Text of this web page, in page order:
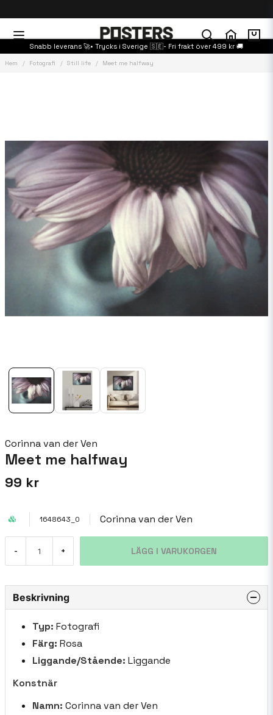
Snabb leverans 🚀• Trycks i Sverige 🇸🇪- Fri frakt över 499 kr 🚚
Hem Fotografi Still life Meet me halfway
Corinna van der Ven
Meet me halfway
99 kr
1648643_0 Corinna van der Ven
- + LÄGG I VARUKORGEN
Beskrivning
Typ: Fotografi
Färg: Rosa
Liggande/Stående: Liggande
Konstnär
Namn: Corinna van der Ven